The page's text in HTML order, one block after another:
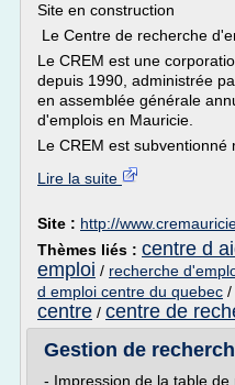
Site en construction
Le Centre de recherche
Le CREM est une
depuis 1990, administrée
en assemblée générale
d'emplois en Mauricie.
Le CREM est subventionné
Lire la suite
Site : http://
Thèmes liés : centre d
emploi / recherche
d emploi centre du quebec /
centre / centre de
Gestion de
- Impression de la table